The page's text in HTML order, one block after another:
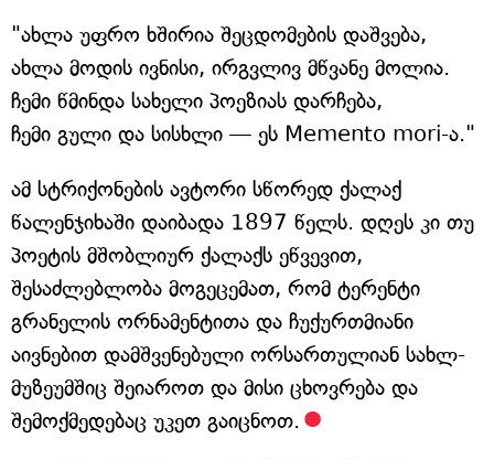
"ახლა უფრო ხშირია შეცდომების დაშვება,
ახლა მოდის ივნისი, ირგვლივ მწვანე მოლია.
ჩემი წმინდა სახელი პოეზიას დარჩება,
ჩემი გული და სისხლი — ეს Memento mori-ა."
ამ სტრიქონების ავტორი სწორედ ქალაქ
წალენჯიხაში დაიბადა 1897 წელს. დღეს კი თუ
პოეტის მშობლიურ ქალაქს ეწვევით,
შესაძლებლობა მოგეცემათ, რომ ტერენტი
გრანელის ორნამენტითა და ჩუქურთმიანი
აივნებით დამშვენებული ორსართულიან სახლ-
მუზეუმშიც შეიაროთ და მისი ცხოვრება და
შემოქმედებაც უკეთ გაიცნოთ.